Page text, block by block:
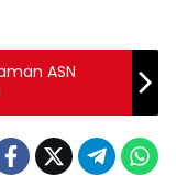
ASN